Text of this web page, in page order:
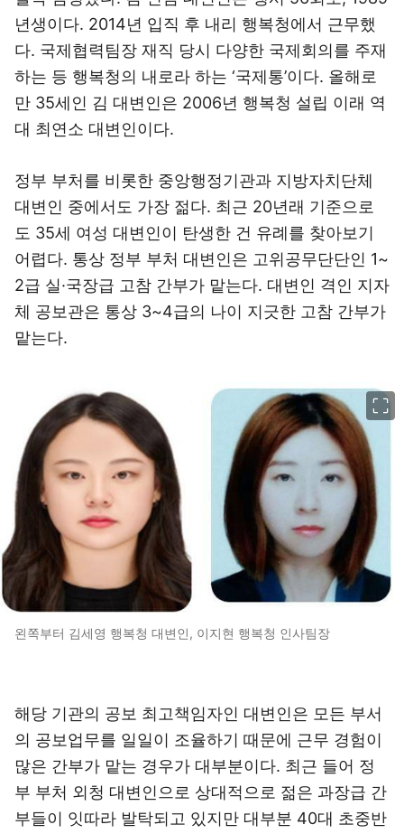
년생이다. 2014년 입직 후 내리 행복청에서 근무했
다. 국제협력팀장 재직 당시 다양한 국제회의를 주재
하는 등 행복청의 내로라 하는 ‘국제통’이다. 올해로
만 35세인 김 대변인은 2006년 행복청 설립 이래 역
대 최연소 대변인이다.
정부 부처를 비롯한 중앙행정기관과 지방자치단체
대변인 중에서도 가장 젊다. 최근 20년래 기준으로
도 35세 여성 대변인이 탄생한 건 유례를 찾아보기
어렵다. 통상 정부 부처 대변인은 고위공무단단인 1~
2급 실·국장급 고참 간부가 맡는다. 대변인 격인 지자
체 공보관은 통상 3~4급의 나이 지긋한 고참 간부가
맡는다.
왼쪽부터 김세영 행복청 대변인, 이지현 행복청 인사팀장
해당 기관의 공보 최고책임자인 대변인은 모든 부서
의 공보업무를 일일이 조율하기 때문에 근무 경험이
많은 간부가 맡는 경우가 대부분이다. 최근 들어 정
부 부처 외청 대변인으로 상대적으로 젊은 과장급 간
부들이 잇따라 발탁되고 있지만 대부분 40대 초중반